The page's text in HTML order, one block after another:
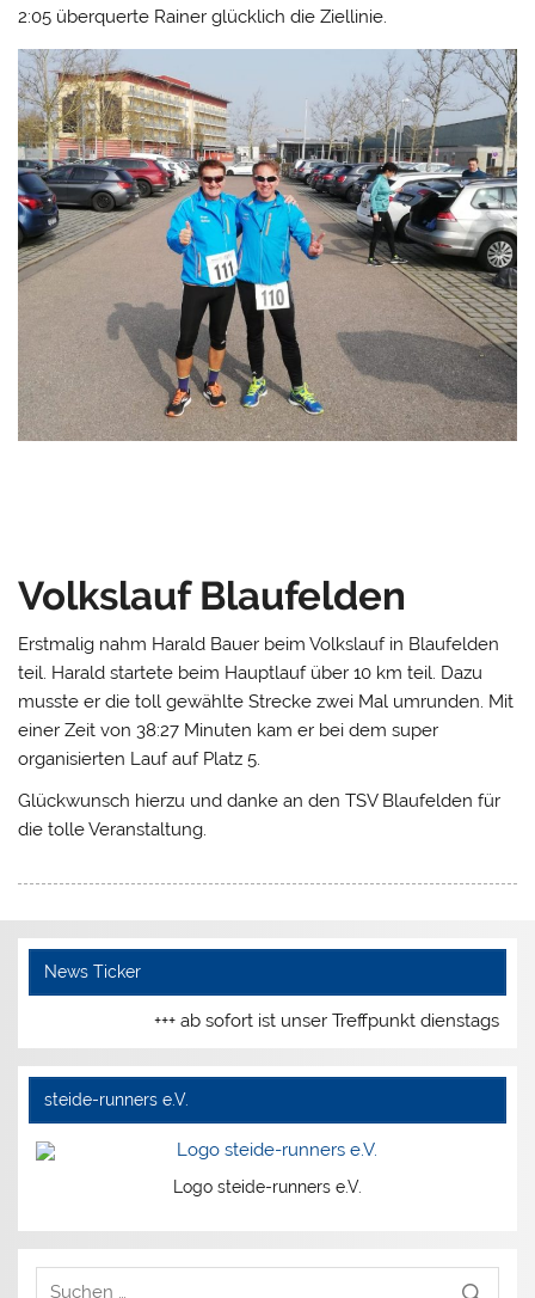
2:05 überquerte Rainer glücklich die Ziellinie.
Volkslauf Blaufelden
Erstmalig nahm Harald Bauer beim Volkslauf in Blaufelden
teil. Harald startete beim Hauptlauf über 10 km teil. Dazu
musste er die toll gewählte Strecke zwei Mal umrunden. Mit
einer Zeit von 38:27 Minuten kam er bei dem super
organisierten Lauf auf Platz 5.
Glückwunsch hierzu und danke an den TSV Blaufelden für
die tolle Veranstaltung.
News Ticker
+++ ab sofort ist unser Treffpunkt dienstags
steide-runners e.V.
Logo steide-runners e.V.